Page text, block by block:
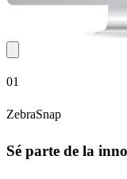
01
ZebraSnap
Sé parte de la